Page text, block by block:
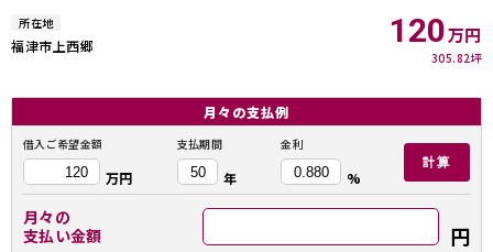
所在地
福津市上西郷 120万円
305.82坪
月々の支払例
借入ご希望金額
万円
支払期間
年
金利
%
計算
月々の
支払い金額
円